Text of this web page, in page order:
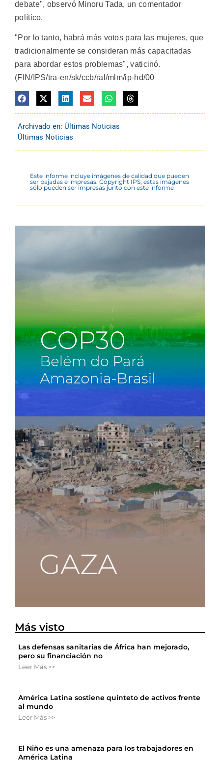
debate", observó Minoru Tada, un comentador
político.
"Por lo tanto, habrá más votos para las mujeres, que
tradicionalmente se consideran más capacitadas
para abordar estos problemas", vaticinó.
(FIN/IPS/tra-en/sk/ccb/ral/mlm/ip-hd/00
Archivado en: Últimas Noticias
Últimas Noticias
Este informe incluye imágenes de calidad que pueden
ser bajadas e impresas. Copyright IPS, estas imágenes
sólo pueden ser impresas junto con este informe
Más visto
Las defensas sanitarias de África han mejorado,
pero su financiación no
Leer Más >>
América Latina sostiene quinteto de activos frente
al mundo
Leer Más >>
El Niño es una amenaza para los trabajadores en
América Latina